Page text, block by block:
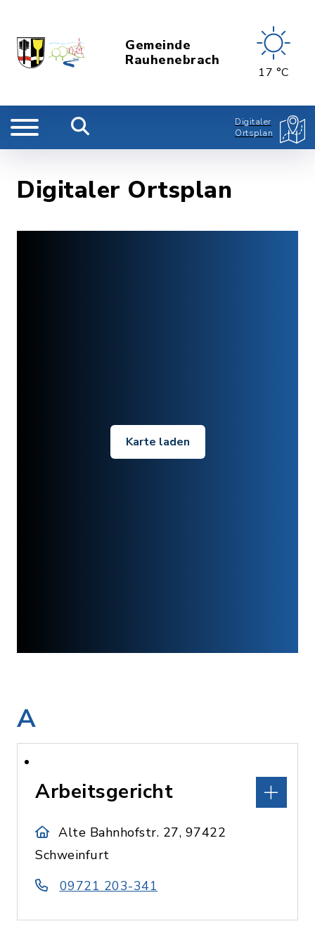
Gemeinde
Rauhenebrach
17 °C
Digitaler
Ortsplan
Digitaler Ortsplan
Karte laden
A
Arbeitsgericht
Alte Bahnhofstr. 27, 97422
Schweinfurt
09721 203-341